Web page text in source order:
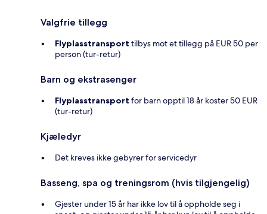
Valgfrie tillegg
Flyplasstransport tilbys mot et tillegg på EUR 50 per
person (tur-retur)
Barn og ekstrasenger
Flyplasstransport for barn opptil 18 år koster 50 EUR
(tur-retur)
Kjæledyr
Det kreves ikke gebyrer for servicedyr
Basseng, spa og treningsrom (hvis tilgjengelig)
Gjester under 15 år har ikke lov til å oppholde seg i